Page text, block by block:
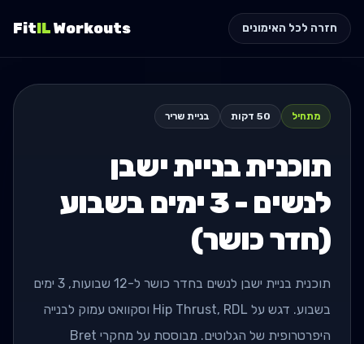
חזרה לכל האימונים FitILWorkouts
מתחיל 50 דקות בניית שריר
תוכנית בניית ישבן
לנשים - 3 ימים בשבוע
(חדר כושר)
תוכנית בניית ישבן לנשים בחדר כושר ל-12 שבועות, 3 ימים
בשבוע. דגש על Hip Thrust, RDL וסקוואט עמוק לבנייה
היפרטרופית של הגלוטים. מבוססת על מחקרי Bret